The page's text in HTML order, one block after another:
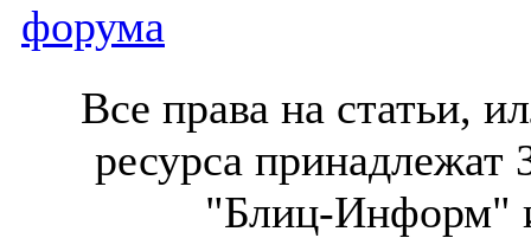
форума
Все права на статьи,
ресурса
"Блиц-Информ"